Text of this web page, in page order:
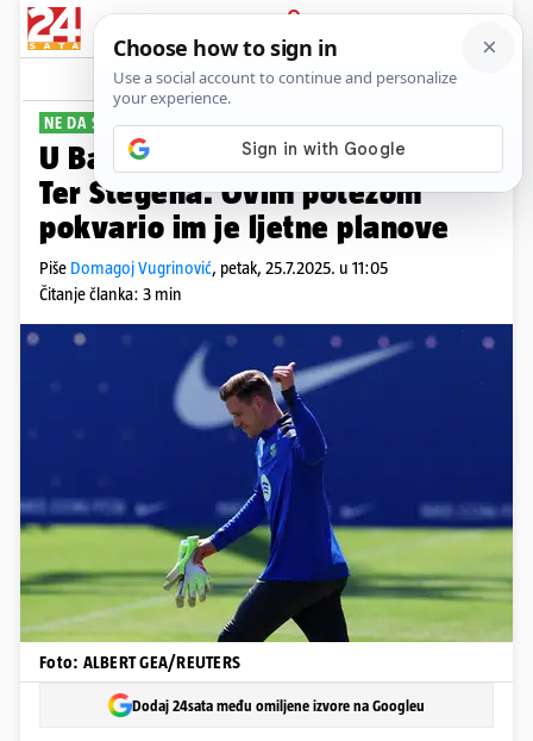
PRIJAVA
Sport Komentari
NE DA SE I GOTOVO
U Barceloni 'kipte' od bijesa na
Ter Stegena. Ovim potezom
pokvario im je ljetne planove
Piše Domagoj Vugrinović, petak, 25.7.2025. u 11:05
Čitanje članka: 3 min
Foto: ALBERT GEA/REUTERS
Dodaj 24sata među omiljene izvore na Googleu